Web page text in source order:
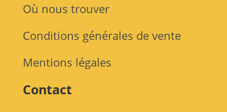
Où nous trouver
Conditions générales de vente
Mentions légales
Contact